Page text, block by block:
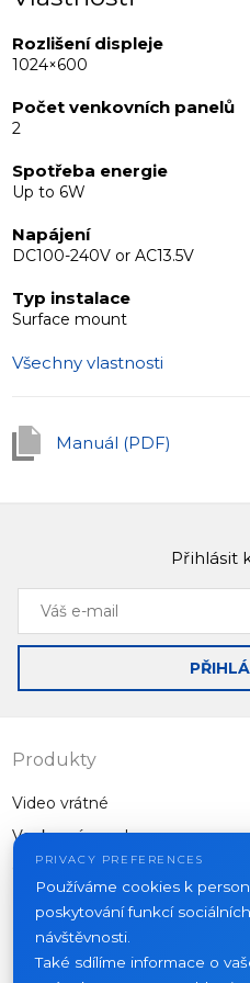
requirements of a standard
minimalist design and
match for any type of interior.
\n
Rozlišení displeje
1024×600
Počet venkovních panelů
2
Spotřeba energie
Up to 6W
Napájení
DC100-240V or AC13.5V
Typ instalace
Surface mount
Všechny vlastnosti
Manuál (PDF)
Přihlásit
Váš
mail
Produkty
Video vrátné
Venkovní panely
Ostatní vybavení
PRIVACY PREFERENCES
Používáme cookies k
poskytování funkcí
návštěvnosti.
Také sdílíme informace o